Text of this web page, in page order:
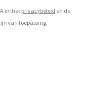
en hetprivacybeleid en de
van toepassing.